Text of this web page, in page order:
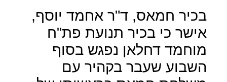
בכיר חמאס, ד"ר אחמד יוסף,
אישר כי בכיר תנועת פת"ח
מוחמד דחלאן נפגש בסוף
השבוע שעבר בקהיר עם